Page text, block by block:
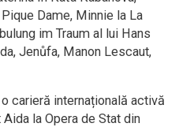
Dame, Minnie la La
im Traum al lui Hans
Jenůfa, Manon Lescaut,
carieră internațională activă
la Opera de Stat din